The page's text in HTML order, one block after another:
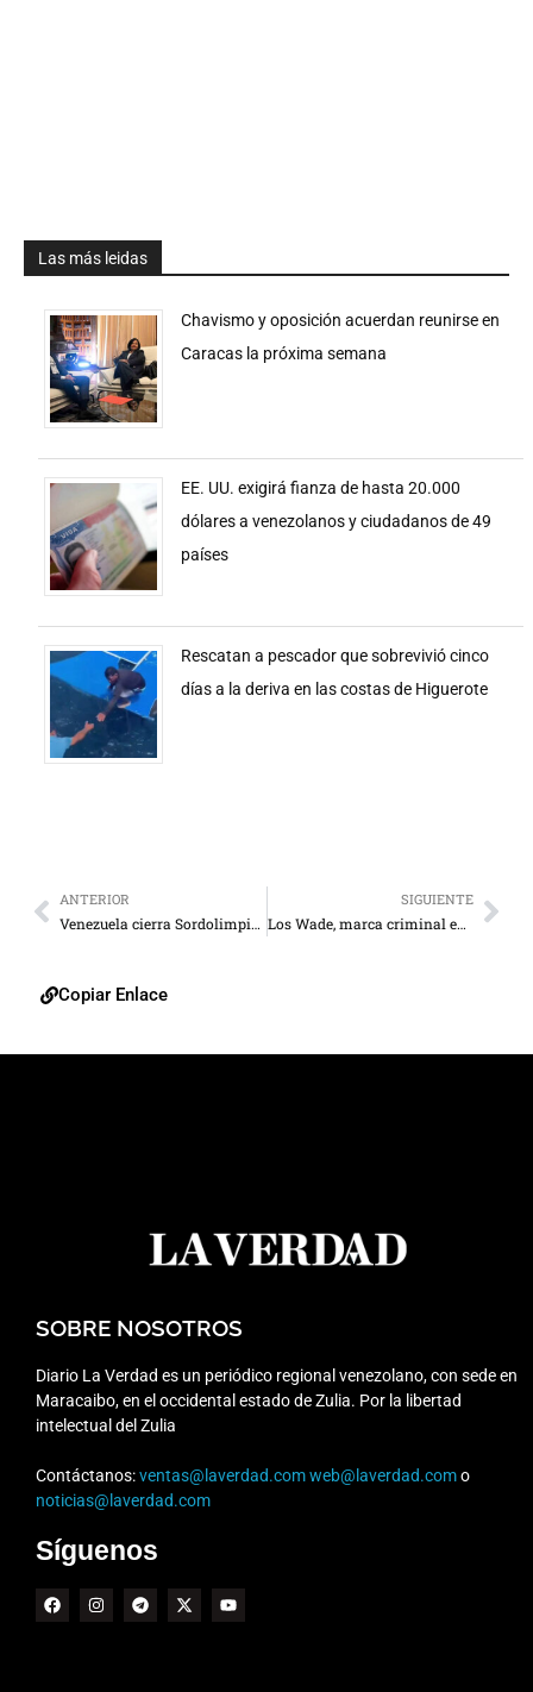
Las más leidas
Chavismo y oposición acuerdan reunirse en
Caracas la próxima semana
EE. UU. exigirá fianza de hasta 20.000
dólares a venezolanos y ciudadanos de 49
países
Rescatan a pescador que sobrevivió cinco
días a la deriva en las costas de Higuerote
ANTERIOR
Venezuela cierra Sordolimpiadas con 18 medallas
SIGUIENTE
Los Wade, marca criminal en La Cañada de Urdaneta
Copiar Enlace
SOBRE NOSOTROS
Diario La Verdad es un periódico regional venezolano, con sede en
Maracaibo, en el occidental estado de Zulia. Por la libertad
intelectual del Zulia
Contáctanos:ventas@laverdad.comweb@laverdad.como
noticias@laverdad.com
Síguenos